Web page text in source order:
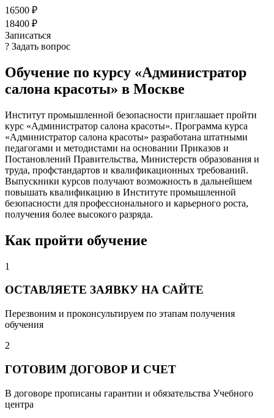
16500 ₽
18400 ₽
Записаться
? Задать вопрос
Обучение по курсу «Администратор
салона красоты» в Москве
Институт промышленной безопасности приглашает пройти
курс «Администратор салона красоты». Программа курса
«Администратор салона красоты» разработана штатными
педагогами и методистами на основании Приказов и
Постановлений Правительства, Министерств образования и
труда, профстандартов и квалификационных требований.
Выпускники курсов получают возможность в дальнейшем
повышать квалификацию в Институте промышленной
безопасности для профессионального и карьерного роста,
получения более высокого разряда.
Как пройти обучение
1
ОСТАВЛЯЕТЕ ЗАЯВКУ НА САЙТЕ
Перезвоним и проконсультируем по этапам получения
обучения
2
ГОТОВИМ ДОГОВОР И СЧЕТ
В договоре прописаны гарантии и обязательства Учебного
центра